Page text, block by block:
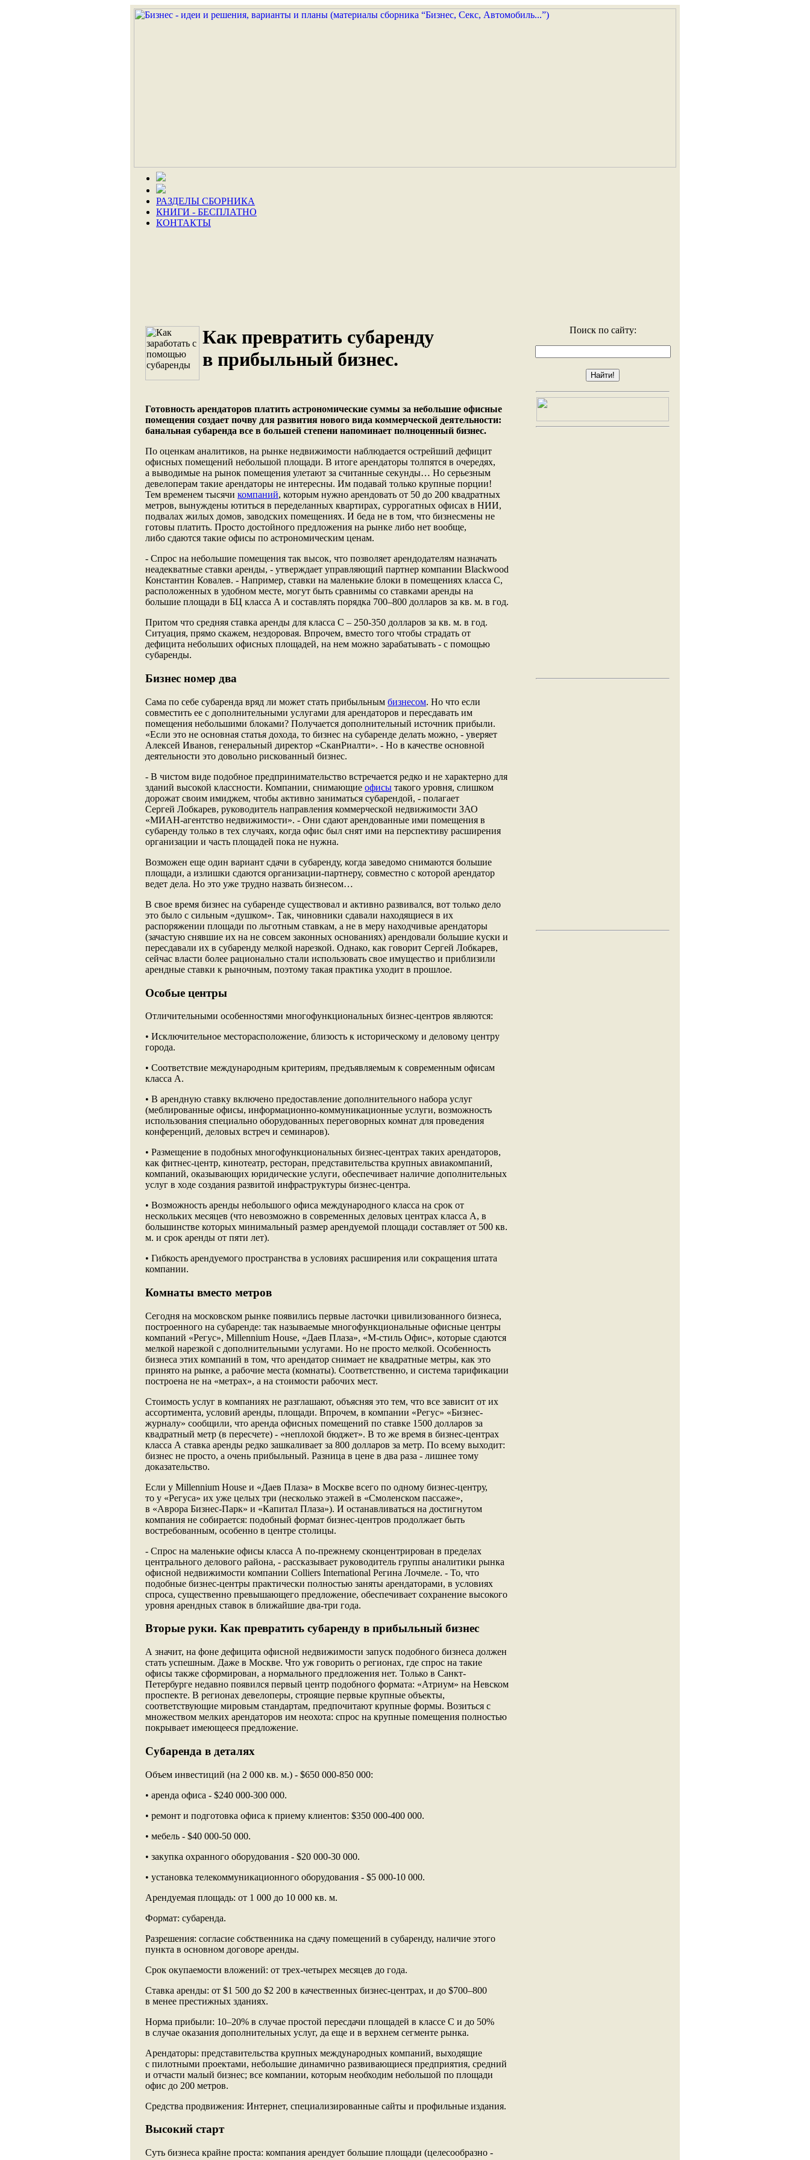
РАЗДЕЛЫ СБОРНИКА
КНИГИ - БЕСПЛАТНО
КОНТАКТЫ
Как превратить субаренду
в прибыльный бизнес.
Готовность арендаторов платить астрономические суммы за небольшие офисные
помещения создает почву для развития нового вида коммерческой деятельности:
банальная субаренда все в большей степени напоминает полноценный бизнес.
По оценкам аналитиков, на рынке недвижимости наблюдается острейший дефицит
офисных помещений небольшой площади. В итоге арендаторы толпятся в очередях,
а выводимые на рынок помещения улетают за считанные секунды… Но серьезным
девелоперам такие арендаторы не интересны. Им подавай только крупные порции!
Тем временем тысячи компаний, которым нужно арендовать от 50 до 200 квадратных
метров, вынуждены ютиться в переделанных квартирах, суррогатных офисах в НИИ,
подвалах жилых домов, заводских помещениях. И беда не в том, что бизнесмены не
готовы платить. Просто достойного предложения на рынке либо нет вообще,
либо сдаются такие офисы по астрономическим ценам.
- Спрос на небольшие помещения так высок, что позволяет арендодателям назначать
неадекватные ставки аренды, - утверждает управляющий партнер компании Blackwood
Константин Ковалев. - Например, ставки на маленькие блоки в помещениях класса С,
расположенных в удобном месте, могут быть сравнимы со ставками аренды на
большие площади в БЦ класса А и составлять порядка 700–800 долларов за кв. м. в год.
Притом что средняя ставка аренды для класса С – 250-350 долларов за кв. м. в год.
Ситуация, прямо скажем, нездоровая. Впрочем, вместо того чтобы страдать от
дефицита небольших офисных площадей, на нем можно зарабатывать - с помощью
субаренды.
Бизнес номер два
Сама по себе субаренда вряд ли может стать прибыльным бизнесом. Но что если
совместить ее с дополнительными услугами для арендаторов и пересдавать им
помещения небольшими блоками? Получается дополнительный источник прибыли.
«Если это не основная статья дохода, то бизнес на субаренде делать можно, - уверяет
Алексей Иванов, генеральный директор «СканРиалти». - Но в качестве основной
деятельности это довольно рискованный бизнес.
- В чистом виде подобное предпринимательство встречается редко и не характерно для
зданий высокой классности. Компании, снимающие офисы такого уровня, слишком
дорожат своим имиджем, чтобы активно заниматься субарендой, - полагает
Сергей Лобкарев, руководитель направления коммерческой недвижимости ЗАО
«МИАН-агентство недвижимости». - Они сдают арендованные ими помещения в
субаренду только в тех случаях, когда офис был снят ими на перспективу расширения
организации и часть площадей пока не нужна.
Возможен еще один вариант сдачи в субаренду, когда заведомо снимаются большие
площади, а излишки сдаются организации-партнеру, совместно с которой арендатор
ведет дела. Но это уже трудно назвать бизнесом…
В свое время бизнес на субаренде существовал и активно развивался, вот только дело
это было с сильным «душком». Так, чиновники сдавали находящиеся в их
распоряжении площади по льготным ставкам, а не в меру находчивые арендаторы
(зачастую снявшие их на не совсем законных основаниях) арендовали большие куски и
пересдавали их в субаренду мелкой нарезкой. Однако, как говорит Сергей Лобкарев,
сейчас власти более рационально стали использовать свое имущество и приблизили
арендные ставки к рыночным, поэтому такая практика уходит в прошлое.
Особые центры
Отличительными особенностями многофункциональных бизнес-центров являются:
• Исключительное месторасположение, близость к историческому и деловому центру
города.
• Соответствие международным критериям, предъявляемым к современным офисам
класса А.
• В арендную ставку включено предоставление дополнительного набора услуг
(меблированные офисы, информационно-коммуникационные услуги, возможность
использования специально оборудованных переговорных комнат для проведения
конференций, деловых встреч и семинаров).
• Размещение в подобных многофункциональных бизнес-центрах таких арендаторов,
как фитнес-центр, кинотеатр, ресторан, представительства крупных авиакомпаний,
компаний, оказывающих юридические услуги, обеспечивает наличие дополнительных
услуг в ходе создания развитой инфраструктуры бизнес-центра.
• Возможность аренды небольшого офиса международного класса на срок от
нескольких месяцев (что невозможно в современных деловых центрах класса А, в
большинстве которых минимальный размер арендуемой площади составляет от 500 кв.
м. и срок аренды от пяти лет).
• Гибкость арендуемого пространства в условиях расширения или сокращения штата
компании.
Комнаты вместо метров
Сегодня на московском рынке появились первые ласточки цивилизованного бизнеса,
построенного на субаренде: так называемые многофункциональные офисные центры
компаний «Регус», Millennium House, «Даев Плаза», «М-стиль Офис», которые сдаются
мелкой нарезкой с дополнительными услугами. Но не просто мелкой. Особенность
бизнеса этих компаний в том, что арендатор снимает не квадратные метры, как это
принято на рынке, а рабочие места (комнаты). Соответственно, и система тарификации
построена не на «метрах», а на стоимости рабочих мест.
Стоимость услуг в компаниях не разглашают, объясняя это тем, что все зависит от их
ассортимента, условий аренды, площади. Впрочем, в компании «Регус» «Бизнес-
журналу» сообщили, что аренда офисных помещений по ставке 1500 долларов за
квадратный метр (в пересчете) - «неплохой бюджет». В то же время в бизнес-центрах
класса А ставка аренды редко зашкаливает за 800 долларов за метр. По всему выходит:
бизнес не просто, а очень прибыльный. Разница в цене в два раза - лишнее тому
доказательство.
Если у Millennium House и «Даев Плаза» в Москве всего по одному бизнес-центру,
то у «Регуса» их уже целых три (несколько этажей в «Смоленском пассаже»,
в «Аврора Бизнес-Парк» и «Капитал Плаза»). И останавливаться на достигнутом
компания не собирается: подобный формат бизнес-центров продолжает быть
востребованным, особенно в центре столицы.
- Спрос на маленькие офисы класса А по-прежнему сконцентрирован в пределах
центрального делового района, - рассказывает руководитель группы аналитики рынка
офисной недвижимости компании Colliers International Регина Лочмеле. - То, что
подобные бизнес-центры практически полностью заняты арендаторами, в условиях
спроса, существенно превышающего предложение, обеспечивает сохранение высокого
уровня арендных ставок в ближайшие два-три года.
Вторые руки. Как превратить субаренду в прибыльный бизнес
А значит, на фоне дефицита офисной недвижимости запуск подобного бизнеса должен
стать успешным. Даже в Москве. Что уж говорить о регионах, где спрос на такие
офисы также сформирован, а нормального предложения нет. Только в Санкт-
Петербурге недавно появился первый центр подобного формата: «Атриум» на Невском
проспекте. В регионах девелоперы, строящие первые крупные объекты,
соответствующие мировым стандартам, предпочитают крупные формы. Возиться с
множеством мелких арендаторов им неохота: спрос на крупные помещения полностью
покрывает имеющееся предложение.
Субаренда в деталях
Объем инвестиций (на 2 000 кв. м.) - $650 000-850 000:
• аренда офиса - $240 000-300 000.
• ремонт и подготовка офиса к приему клиентов: $350 000-400 000.
• мебель - $40 000-50 000.
• закупка охранного оборудования - $20 000-30 000.
• установка телекоммуникационного оборудования - $5 000-10 000.
Арендуемая площадь: от 1 000 до 10 000 кв. м.
Формат: субаренда.
Разрешения: согласие собственника на сдачу помещений в субаренду, наличие этого
пункта в основном договоре аренды.
Срок окупаемости вложений: от трех-четырех месяцев до года.
Ставка аренды: от $1 500 до $2 200 в качественных бизнес-центрах, и до $700–800
в менее престижных зданиях.
Норма прибыли: 10–20% в случае простой пересдачи площадей в классе С и до 50%
в случае оказания дополнительных услуг, да еще и в верхнем сегменте рынка.
Арендаторы: представительства крупных международных компаний, выходящие
с пилотными проектами, небольшие динамично развивающиеся предприятия, средний
и отчасти малый бизнес; все компании, которым необходим небольшой по площади
офис до 200 метров.
Средства продвижения: Интернет, специализированные сайты и профильные издания.
Высокий старт
Суть бизнеса крайне проста: компания арендует большие площади (целесообразно -
Поиск по сайту: